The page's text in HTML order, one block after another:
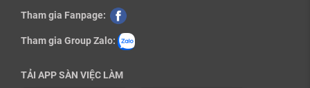
Tham gia Fanpage:
Tham gia Group Zalo:
TẢI APP SÀN VIỆC LÀM